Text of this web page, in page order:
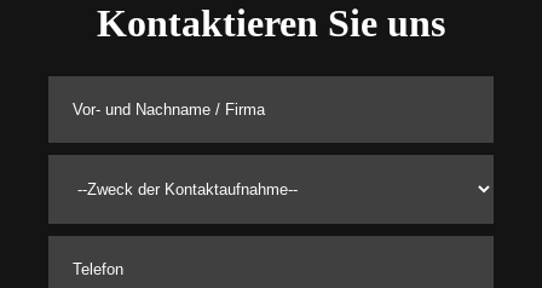
Kontaktieren Sie uns